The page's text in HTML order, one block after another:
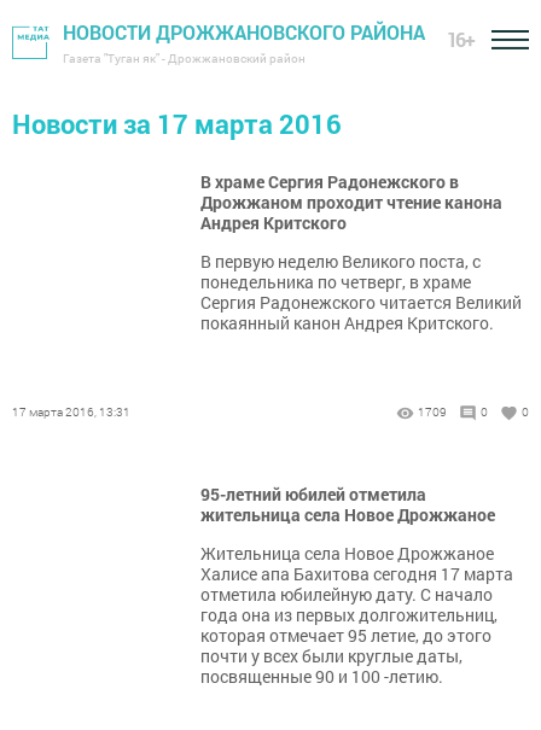
НОВОСТИ ДРОЖЖАНОВСКОГО РАЙОНА
Газета "Туган як" - Дрожжановский район
16+
Новости за 17 марта 2016
В храме Сергия Радонежского в
Дрожжаном проходит чтение канона
Андрея Критского
В первую неделю Великого поста, с
понедельника по четверг, в храме
Сергия Радонежского читается Великий
покаянный канон Андрея Критского.
17 марта 2016, 13:31 1709 0 0
95-летний юбилей отметила
жительница села Новое Дрожжаное
Жительница села Новое Дрожжаное
Халисе апа Бахитова сегодня 17 марта
отметила юбилейную дату. С начало
года она из первых долгожительниц,
которая отмечает 95 летие, до этого
почти у всех были круглые даты,
посвященные 90 и 100 -летию.